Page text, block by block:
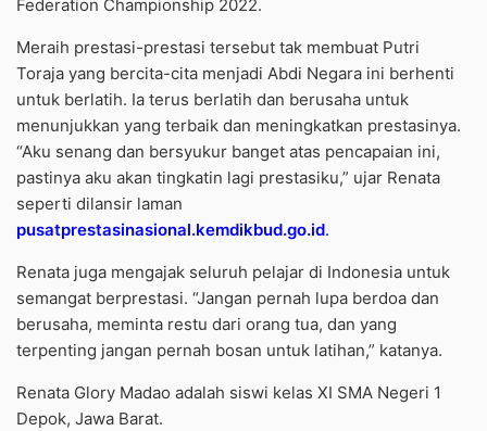
Federation Championship 2022.
Meraih prestasi-prestasi tersebut tak membuat Putri
Toraja yang bercita-cita menjadi Abdi Negara ini berhenti
untuk berlatih. Ia terus berlatih dan berusaha untuk
menunjukkan yang terbaik dan meningkatkan prestasinya.
“Aku senang dan bersyukur banget atas pencapaian ini,
pastinya aku akan tingkatin lagi prestasiku,” ujar Renata
seperti dilansir laman
pusatprestasinasional.kemdikbud.go.id.
Renata juga mengajak seluruh pelajar di Indonesia untuk
semangat berprestasi. “Jangan pernah lupa berdoa dan
berusaha, meminta restu dari orang tua, dan yang
terpenting jangan pernah bosan untuk latihan,” katanya.
Renata Glory Madao adalah siswi kelas XI SMA Negeri 1
Depok, Jawa Barat.